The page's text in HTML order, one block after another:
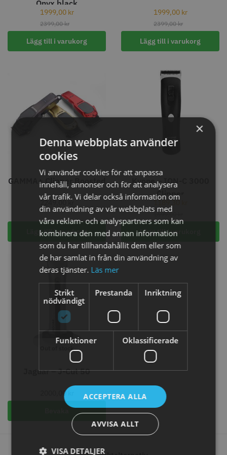
Onyx black
1999,00 kr
2399,00kr
Lägg till i varukorg
1999,00 kr
2399,00kr
Lägg till i varukorg
GAMMA+ Clipper Boosted
2249,00kr
Lägg till i varukorg
Kyone – ION-C 3000
Clipper
1189,30
1699,00
Lägg till i varukorg
Out of stock
Jaguar – J-Cut 50
2000,00
STORSÄLJARE
Jaguar Klippkam 500
49.00 kr 1499.00 kr
Comair toppapper vikta - 70 mm
x 50 mm - 500 st
STORSÄLJARE
knappar
299.00 kr
Solidcos Wolf 27T - 5.5"
×
Denna webbplats använder
cookies
Vi använder cookies för att anpassa
innehåll, annonser och för att analysera
vår trafik. Vi delar också information om
din användning av vår webbplats med
våra reklam- och analyspartners som kan
kombinera den med annan information
som du har tillhandahållit dem eller som
de har samlat in från din användning av
deras tjänster. Läs mer
Strikt
nödvändigt
Prestanda Inriktning
Funktioner Oklassificerade
ACCEPTERA ALLA
AVVISA ALLT
VISA DETALJER